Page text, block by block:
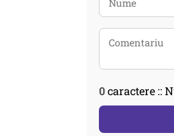
0caractere ::